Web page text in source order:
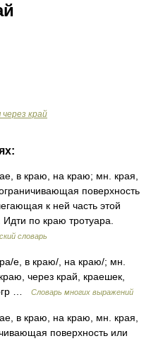
край
в краю, на краю; мн. края,
поверхность
к ней часть этой
по краю тротуара.
словарь
е, в краю/, на краю/; мн.
через край, краешек,
…
Словарь многих выражений
в краю, на краю, мн. края,
поверхность или